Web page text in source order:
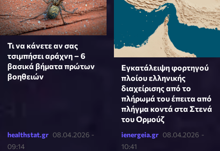
Τι να κάνετε αν σας
τσιμπήσει αράχνη – 6
βασικά βήματα πρώτων
βοηθειών
healthstat.gr 08.04.2026 -
09:14
Εγκατάλειψη φορτηγού
πλοίου ελληνικής
διαχείρισης από το
πλήρωμά του έπειτα από
πλήγμα κοντά στα Στενά
του Ορμούζ
ienergeia.gr 08.04.2026 -
10:41